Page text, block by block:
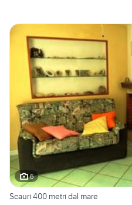
6
Scauri 400 metri dal mare